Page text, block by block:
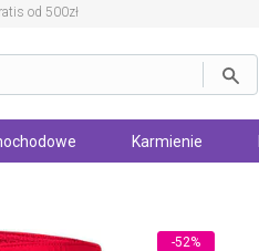
od 500zł
Karmienie
-52%